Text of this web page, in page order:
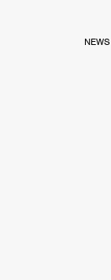
NEWS